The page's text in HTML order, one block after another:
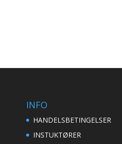
INFO
HANDELSBETINGELSER
INSTUKTØRER